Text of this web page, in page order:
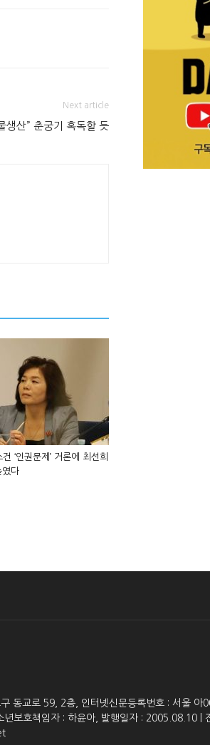
Next article
생산” 춘궁기 혹독할 듯
‘인권문제’ 거론에 최선희
였다
동교로 59, 2층, 인터넷신문등록번호 : 서울
년보호책임자 : 하윤아, 발행일자 : 2005.08.10